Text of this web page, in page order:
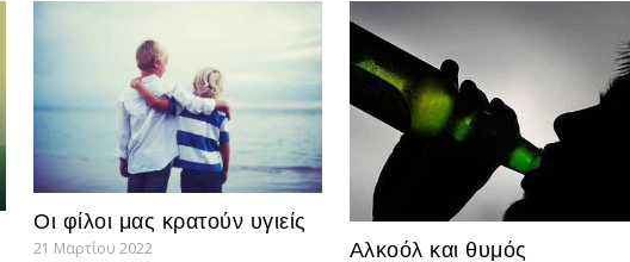
Οι φίλοι μας κρατούν υγιείς
21 Μαρτίου 2022 Αλκοόλ και θυμός